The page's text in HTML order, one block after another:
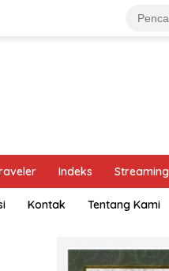
Indeks Streaming
Kontak Tentang Kami